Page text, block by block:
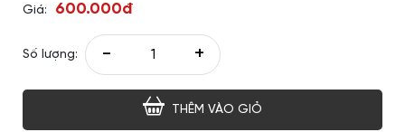
Giá:
600.000đ
Số lượng: - +
THÊM VÀO GIỎ